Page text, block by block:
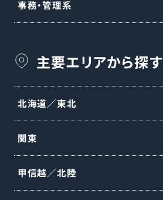
事務・管理系
主要エリアから探す
北海道／東北
関東
甲信越／北陸